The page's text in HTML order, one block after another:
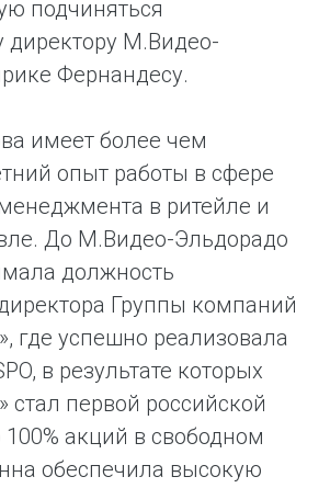
подчиняться
директору М.Видео-
Фернандесу.
имеет более чем
опыт работы в сфере
в ритейле и
До М.Видео-Эльдорадо
должность
Группы компаний
где успешно реализовала
в результате которых
стал первой российской
акций в свободном
обеспечила высокую